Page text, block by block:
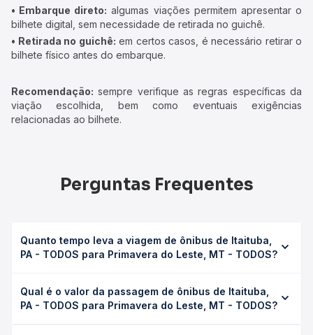
• Embarque direto: algumas viações permitem apresentar o
bilhete digital, sem necessidade de retirada no guichê.
• Retirada no guichê: em certos casos, é necessário retirar o
bilhete físico antes do embarque.
Recomendação: sempre verifique as regras específicas da
viação escolhida, bem como eventuais exigências
relacionadas ao bilhete.
Perguntas Frequentes
Quanto tempo leva a viagem de ônibus de Itaituba,
PA - TODOS para Primavera do Leste, MT - TODOS?
Primavera do Leste, MT - TODOS leva em média 31h
47min, podendo variar conforme a viação, o tipo de
Qual é o valor da passagem de ônibus de Itaituba,
PA - TODOS para Primavera do Leste, MT - TODOS?